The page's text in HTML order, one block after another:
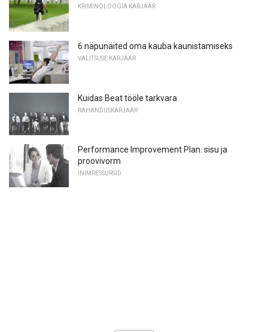
KRIMINOLOOGIA KARJÄÄR
6 näpunäited oma kauba kaunistamiseks
VALITSUSE KARJÄÄR
Kuidas Beat tööle tarkvara
RAHANDUSKARJÄÄR
Performance Improvement Plan: sisu ja
proovivorm
INIMRESSURSID